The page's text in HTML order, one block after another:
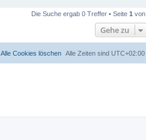
Die Suche ergab 0 Treffer • Seite 1 von
Gehe zu
Alle Zeiten sind UTC+02:00
Alle Cookies löschen